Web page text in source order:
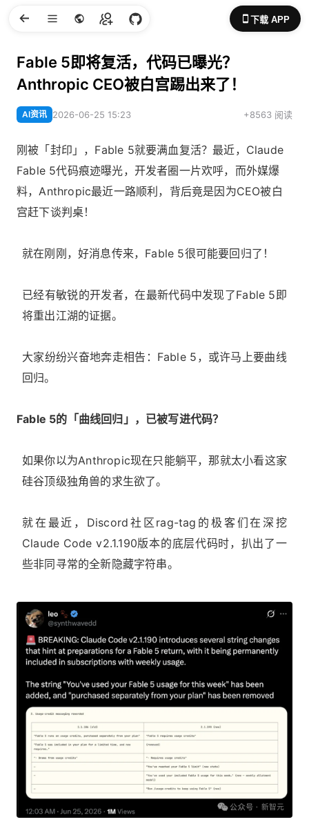
下载 APP
Fable 5即将复活，代码已曝光？
Anthropic CEO被白宫踢出来了！
AI资讯 2026-06-25 15:23 +8563 阅读
刚被「封印」，Fable 5就要满血复活？最近，Claude
Fable 5代码痕迹曝光，开发者圈一片欢呼，而外媒爆
料，Anthropic最近一路顺利，背后竟是因为CEO被白
宫赶下谈判桌！
就在刚刚，好消息传来，Fable 5很可能要回归了！
已经有敏锐的开发者，在最新代码中发现了Fable 5即
将重出江湖的证据。
大家纷纷兴奋地奔走相告：Fable 5，或许马上要曲线
回归。
Fable 5的「曲线回归」，已被写进代码？
如果你以为Anthropic现在只能躺平，那就太小看这家
硅谷顶级独角兽的求生欲了。
就在最近，Discord社区rag-tag的极客们在深挖
Claude Code v2.1.190版本的底层代码时，扒出了一
些非同寻常的全新隐藏字符串。